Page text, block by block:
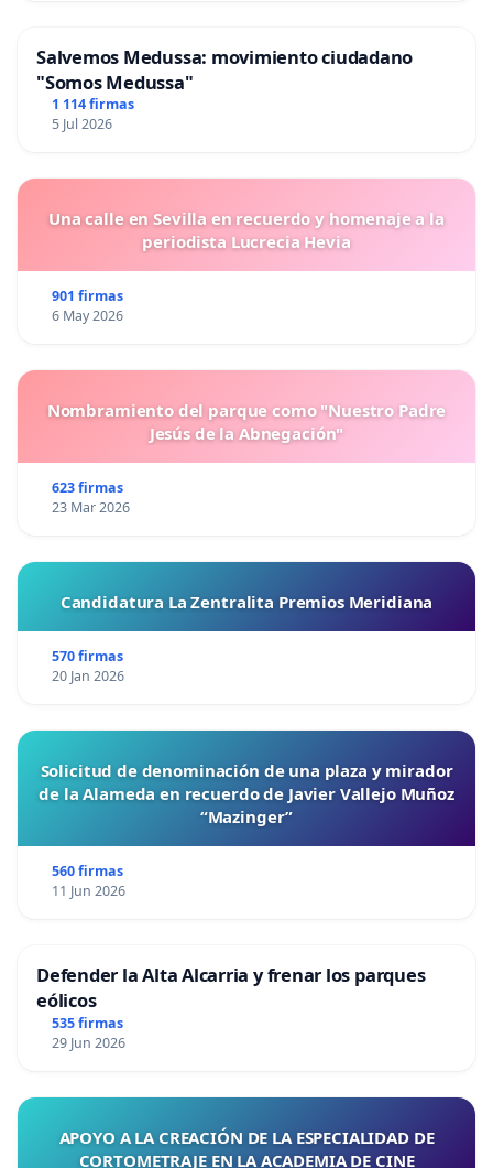
Salvemos Medussa: movimiento ciudadano
"Somos Medussa"
1 114 firmas
5 Jul 2026
Una calle en Sevilla en recuerdo y homenaje a la
periodista Lucrecia Hevia
901 firmas
6 May 2026
Nombramiento del parque como "Nuestro Padre
Jesús de la Abnegación"
623 firmas
23 Mar 2026
Candidatura La Zentralita Premios Meridiana
570 firmas
20 Jan 2026
Solicitud de denominación de una plaza y mirador
de la Alameda en recuerdo de Javier Vallejo Muñoz
“Mazinger”
560 firmas
11 Jun 2026
Defender la Alta Alcarria y frenar los parques
eólicos
535 firmas
29 Jun 2026
APOYO A LA CREACIÓN DE LA ESPECIALIDAD DE
CORTOMETRAJE EN LA ACADEMIA DE CINE